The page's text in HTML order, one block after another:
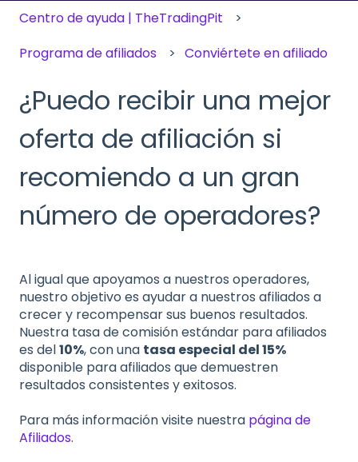
Centro de ayuda | TheTradingPit
Programa de afiliados
Conviértete en afiliado
¿Puedo recibir una mejor
oferta de afiliación si
recomiendo a un gran
número de operadores?
Al igual que apoyamos a nuestros operadores,
nuestro objetivo es ayudar a nuestros afiliados a
crecer y recompensar sus buenos resultados.
Nuestra tasa de comisión estándar para afiliados
es del10%, con una tasa especial del 15%
disponible para afiliados que demuestren
resultados consistentes y exitosos.
Para más información visite nuestra página de
Afiliados.